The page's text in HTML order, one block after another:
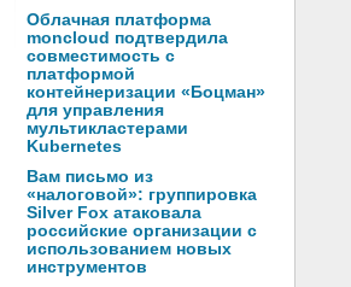
Облачная платформа
moncloud подтвердила
совместимость с
платформой
контейнеризации «Боцман»
для управления
мультикластерами
Kubernetes
Вам письмо из
«налоговой»: группировка
Silver Fox атаковала
российские организации с
использованием новых
инструментов